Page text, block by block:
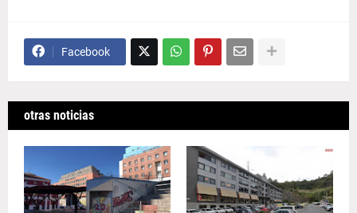
Facebook
otras noticias